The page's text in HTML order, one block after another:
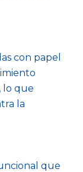
con papel
lo que
la
que